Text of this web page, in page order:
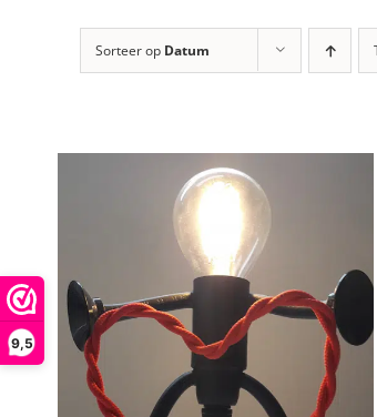
9,5
Sorteer op Datum